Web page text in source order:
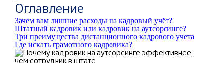
Оглавление
Зачем вам лишние расходы на кадровый учёт?
Штатный кадровик или кадровик на аутсорсинге?
Три преимущества дистанционного кадрового учета
Где искать грамотного кадровика?